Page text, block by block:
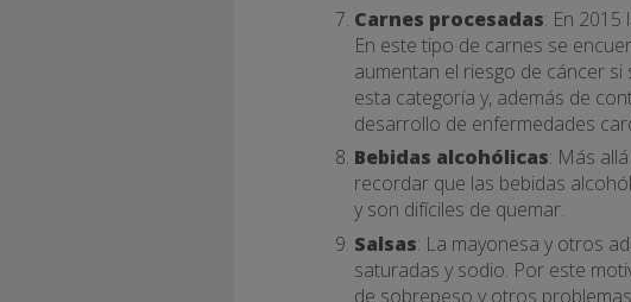
Carnes procesadas: En
En este tipo de carnes se
aumentan el riesgo de cáncer
esta categoría y, además de
desarrollo de enfermedades
Bebidas alcohólicas: Más
recordar que las bebidas
y son difíciles de quemar.
Salsas: La mayonesa y otros
saturadas y sodio. Por este
de sobrepeso y otros